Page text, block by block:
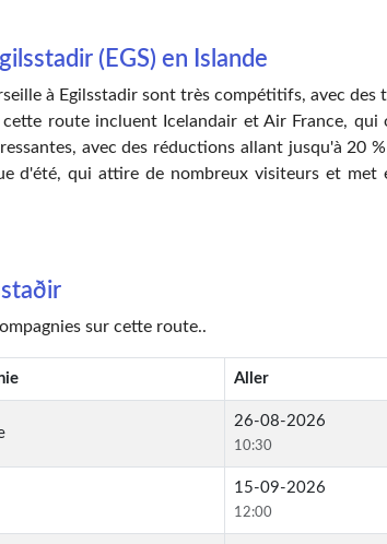
(EGS) en Islande
à Egilsstadir sont très compétitifs, avec
cette route incluent Icelandair et Air France,
avec des réductions allant jusqu'à 20
d'été, qui attire de nombreux visiteurs et
sur cette route..
Aller
26-08-2026
10:30
15-09-2026
12:00